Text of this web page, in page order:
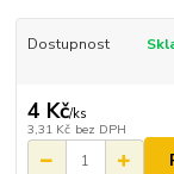
Dostupnost
4 Kč/ks
3,31 Kč bez DPH